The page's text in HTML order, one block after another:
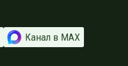
Канал в МАХ